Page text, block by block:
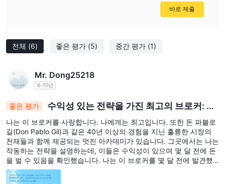
는 핵심 가격 수준을 식별하여 트
레이더들이 외환 거래의 진입 및 청산 지점을 설정하는 데 도움을 줍
하는 데 유용한 자원입니다.
CDO Markets은 입금 및 출금을 위한 다양한 편리한 옵션을 제공합
니다. 클라이언트는 Swift, 신용카드, 암호화폐, Perfect Money,
fastpay, Cellulant 및 help pay 등 다양한 방법 중에서 선택할 수 있
스위프트 예금은 일반적으로 1-5 영업일이 소요되며, 다른 결제 방
법은거의 즉각적인 거래를 제공하여 트레이더가 자금에 빠르게
접근할 수 있도록 보장합니다. 이러한 결제 옵션과 처리 시간의 유연
성은 고객이 자금을 입출금할 때 다양한 요구에 맞게 계정을 효율적
으로 관리할 수 있도록 해주며, CDO Markets 계정에 대한 입출금을
전체 (6) 좋은 평가 (5) 중간 평가 (1)
Mr. Dong25218
6-10년
좋은 평가
수익성 있는 전략을 가진 최고의 브로커: 40
년 경력의 시장 전문가 Don Pablo Gil이 아카데미를
이끕니다
나는 이 브로커를 사랑합니다. 나에게는 최고입니다. 또한 돈 파블로
길(Don Pablo Gil)과 같은 40년 이상의 경험을 지닌 훌륭한 시장의
천재들과 함께 제공되는 멋진 아카데미가 있습니다. 그곳에서는 나는
작동하는 전략을 설명하는데, 이들은 수익성이 있으며 몇 달 전에 돈
을 벌 수 있음을 확인했습니다. 나는 이 브로커를 몇 달 전에 발견했
고, 200% 추천합니다. 또한 신뢰할 수 있으며, 스페인에 기반을 두고
있으며, 모든 규제가 되어 있으며 수수료 없이 운영됩니다.
바로 제출